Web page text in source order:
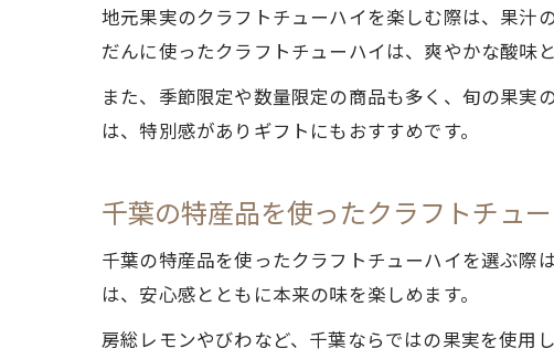
ク
ノ
特産
千
び
地元果実のクラフトチューハイを楽しむ際は、果汁
だんに使ったクラフトチューハイは、爽やかな酸味
また、季節限定や数量限定の商品も多く、旬の果
は、特別感がありギフトにもおすすめです。
千葉の特産品を使ったクラフトチュ
千葉の特産品を使ったクラフトチューハイを選ぶ際
は、安心感とともに本来の味を楽しめます。
房総レモンやびわなど、千葉ならではの果実を使用